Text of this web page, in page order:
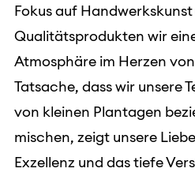
Fokus auf
Qualitätsprodukten wir
Atmosphäre im Herzen
Tatsache, dass wir unsere
von kleinen Plantagen
mischen, zeigt unsere
Exzellenz und das tiefe